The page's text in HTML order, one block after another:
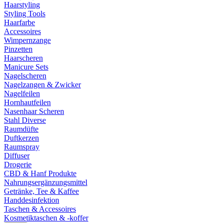
Haarstyling
Styling Tools
Haarfarbe
Accessoires
Wimpernzange
Pinzetten
Haarscheren
Manicure Sets
Nagelscheren
Nagelzangen & Zwicker
Nagelfeilen
Hornhautfeilen
Nasenhaar Scheren
Stahl Diverse
Raumdüfte
Duftkerzen
Raumspray
Diffuser
Drogerie
CBD & Hanf Produkte
Nahrungsergänzungsmittel
Getränke, Tee & Kaffee
Handdesinfektion
Taschen & Accessoires
Kosmetiktaschen & -koffer